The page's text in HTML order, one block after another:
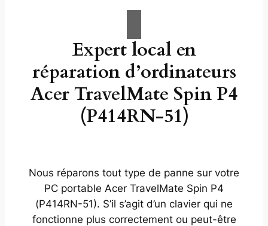
Expert local en
réparation d’ordinateurs
Acer TravelMate Spin P4
(P414RN-51)
Nous réparons tout type de panne sur votre
PC portable Acer TravelMate Spin P4
(P414RN-51). S’il s’agit d’un clavier qui ne
fonctionne plus correctement ou peut-être